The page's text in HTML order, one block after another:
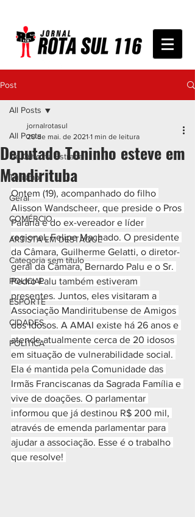
Post
All Posts
De Olho na Estrada
Turismo
Geral
COMÉRCIO
ARTISTA EM DESTAQUE
Categoria sem título
POLICIAL
ESPORTE
CIDADES
POLÍTICA
All Posts
Deputado Toninho esteve em
Mandirituba
jornalrotasul
20 de mai. de 2021 1 min de leitura
Ontem (19), acompanhado do filho
Alisson Wandscheer, que preside o Pros
Paraná e do ex-vereador e líder
regional, Felipe Machado. O presidente
da Câmara, Guilherme Gelatti, o diretor-
geral da Câmara, Bernardo Palu e o Sr.
Pedro Palu também estiveram
presentes. Juntos, eles visitaram a
Associação Mandiritubense de Amigos
dos Idosos. A AMAI existe há 26 anos e
atende atualmente cerca de 20 idosos
em situação de vulnerabilidade social.
Ela é mantida pela Comunidade das
Irmãs Franciscanas da Sagrada Família e
vive de doações. O parlamentar
informou que já destinou R$ 200 mil,
através de emenda parlamentar para
ajudar a associação. Esse é o trabalho
que resolve!